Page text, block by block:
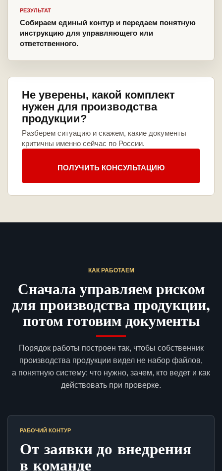
РЕЗУЛЬТАТ
Собираем единый контур и передаем понятную
инструкцию для управляющего или
ответственного.
Не уверены, какой комплект
нужен для производства
продукции?
Разберем ситуацию и скажем, какие документы
критичны именно сейчас по России.
ПОЛУЧИТЬ КОНСУЛЬТАЦИЮ
КАК РАБОТАЕМ
Сначала управляем риском
для производства продукции,
потом готовим документы
Порядок работы построен так, чтобы собственник
производства продукции видел не набор файлов,
а понятную систему: что нужно, зачем, кто ведет и как
действовать при проверке.
РАБОЧИЙ КОНТУР
От заявки до внедрения
в команде